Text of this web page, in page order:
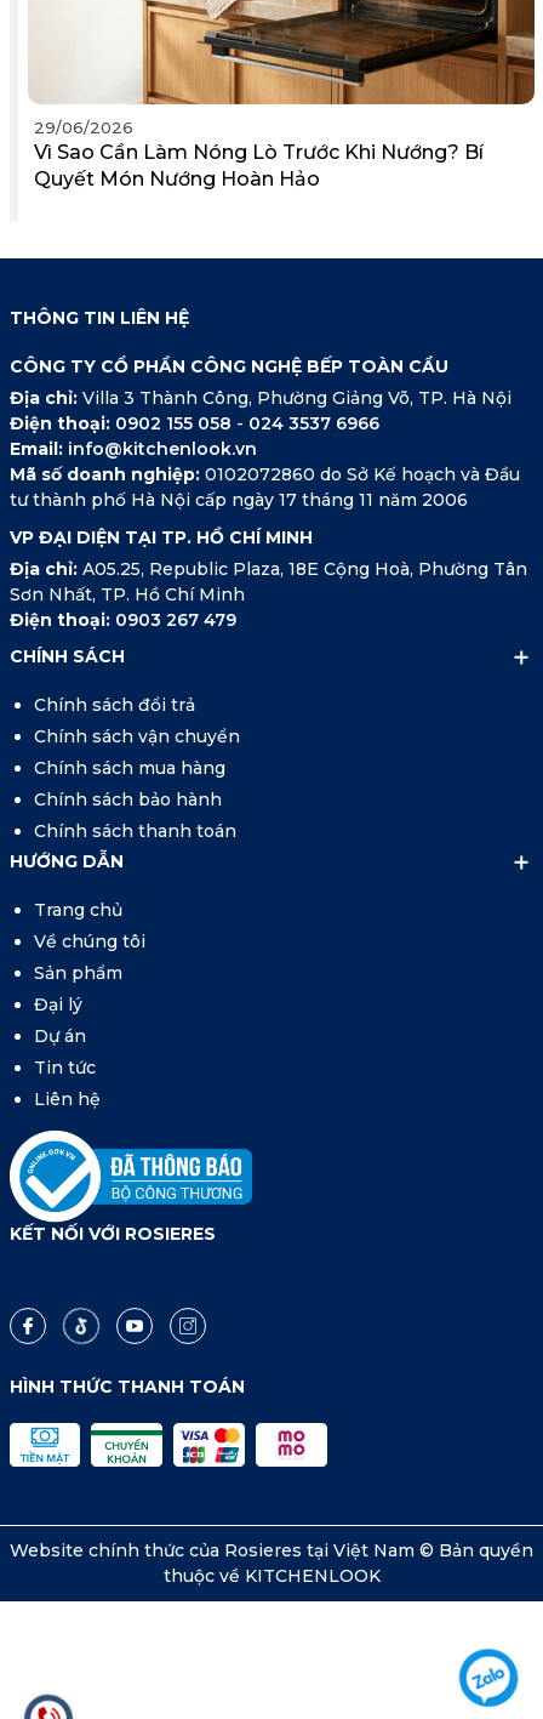
29/06/2026
Vì Sao Cần Làm Nóng Lò Trước Khi Nướng? Bí
Quyết Món Nướng Hoàn Hảo
THÔNG TIN LIÊN HỆ
CÔNG TY CỔ PHẦN CÔNG NGHỆ BẾP TOÀN CẦU
Địa chỉ: Villa 3 Thành Công, Phường Giảng Võ, TP. Hà Nội
Điện thoại: 0902 155 058 - 024 3537 6966
Email: info@kitchenlook.vn
Mã số doanh nghiệp:0102072860 do Sở Kế hoạch và Đầu
tư thành phố Hà Nội cấp ngày 17 tháng 11 năm 2006
VP ĐẠI DIỆN TẠI TP. HỒ CHÍ MINH
Địa chỉ: A05.25, Republic Plaza, 18E Cộng Hoà, Phường Tân
Sơn Nhất, TP. Hồ Chí Minh
Điện thoại: 0903 267 479
CHÍNH SÁCH
Chính sách đổi trả
Chính sách vận chuyển
Chính sách mua hàng
Chính sách bảo hành
Chính sách thanh toán
HƯỚNG DẪN
Trang chủ
Về chúng tôi
Sản phẩm
Đại lý
Dự án
Tin tức
Liên hệ
KẾT NỐI VỚI ROSIERES
HÌNH THỨC THANH TOÁN
Website chính thức của Rosieres tại Việt Nam © Bản quyền
thuộc về KITCHENLOOK